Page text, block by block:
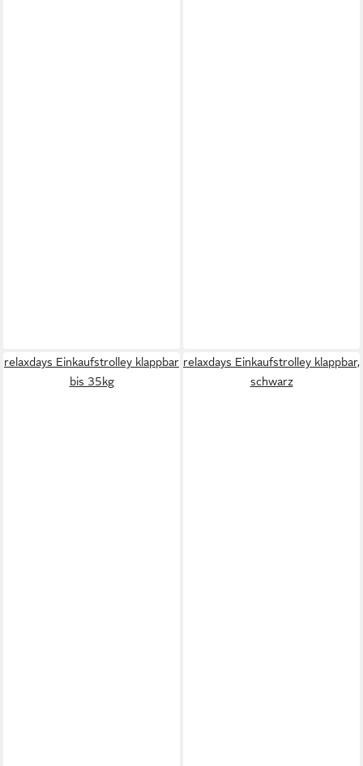
relaxdays Einkaufstrolley klappbar
bis 35kg
relaxdays Einkaufstrolley klappbar,
schwarz